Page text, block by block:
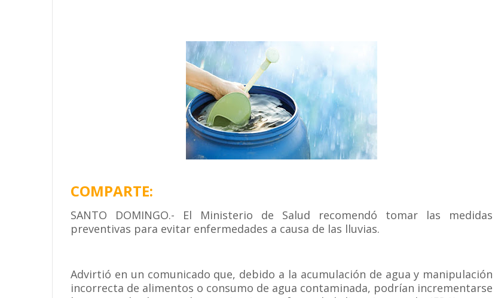
COMPARTE:
SANTO DOMINGO.- El Ministerio de Salud recomendó tomar las medidas
preventivas para evitar enfermedades a causa de las lluvias.
Advirtió en un comunicado que, debido a la acumulación de agua y manipulación
incorrecta de alimentos o consumo de agua contaminada, podrían incrementarse